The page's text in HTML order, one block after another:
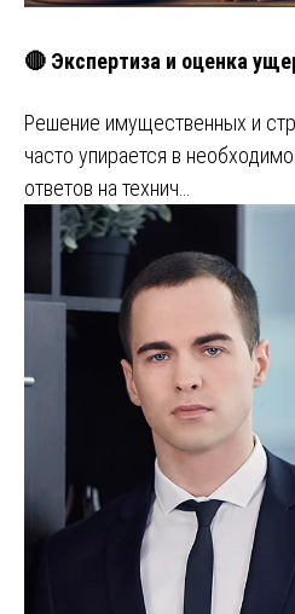
🔴 Экспертиза и оценка
Решение имущественных и
часто упирается в
ответов на технич…